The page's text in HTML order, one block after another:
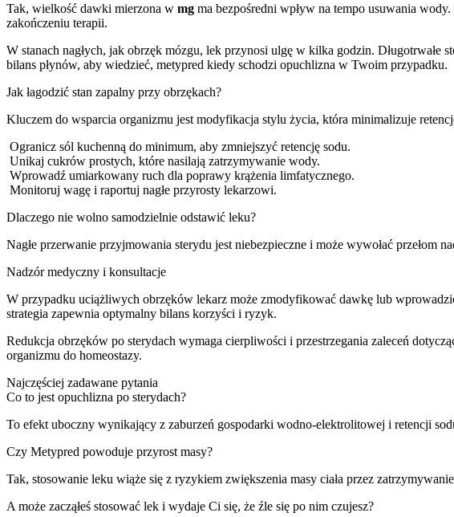
Tak, wielkość dawki mierzona w mg ma bezpośredni wpływ na tempo usuwania
zakończeniu terapii.
W stanach nagłych, jak obrzęk mózgu, lek przynosi ulgę w kilka godzin.
bilans płynów, aby wiedzieć, metypred kiedy schodzi opuchlizna w Twoim przypadku.
Jak łagodzić stan zapalny przy obrzękach?
Kluczem do wsparcia organizmu jest modyfikacja stylu życia, która minimalizuje
Ogranicz sól kuchenną do minimum, aby zmniejszyć retencję sodu.
Unikaj cukrów prostych, które nasilają zatrzymywanie wody.
Wprowadź umiarkowany ruch dla poprawy krążenia limfatycznego.
Monitoruj wagę i raportuj nagłe przyrosty lekarzowi.
Dlaczego nie wolno samodzielnie odstawić leku?
Nagłe przerwanie przyjmowania sterydu jest niebezpieczne i może wywołać
Nadzór medyczny i konsultacje
W przypadku uciążliwych obrzęków lekarz może zmodyfikować dawkę lub
strategia zapewnia optymalny bilans korzyści i ryzyk.
Redukcja obrzęków po sterydach wymaga cierpliwości i przestrzegania zaleceń
organizmu do homeostazy.
Najczęściej zadawane pytania
Co to jest opuchlizna po sterydach?
To efekt uboczny wynikający z zaburzeń gospodarki wodno-elektrolitowej i retencji
Czy Metypred powoduje przyrost masy?
Tak, stosowanie leku wiąże się z ryzykiem zwiększenia masy ciała przez
A może zacząłeś stosować lek i wydaje Ci się, że źle się po nim czujesz?